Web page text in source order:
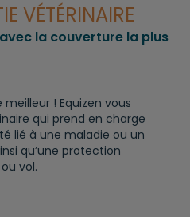
VÉTÉRINAIRE
la couverture la plus
! Equizen vous
qui prend en charge
lié à une maladie ou un
qu’une protection
vol.